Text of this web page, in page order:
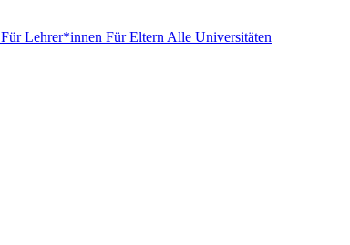
Für Lehrer*innen Für Eltern Alle Universitäten